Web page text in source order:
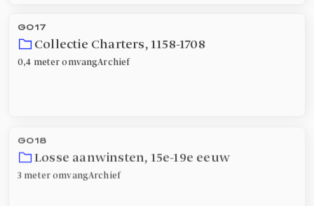
G017
Collectie Charters,1158-1708
0,4 meter omvangArchief
G018
Losse aanwinsten 15e-19e eeuw
3 meter omvangArchief